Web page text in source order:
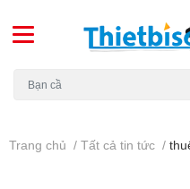
Trang chủ / Tất cả tin tức /